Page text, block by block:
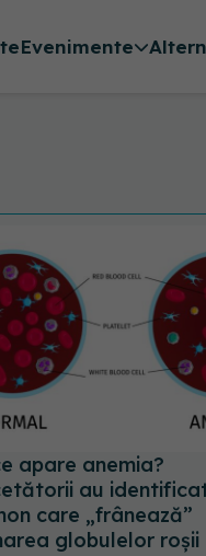
Evenimente
apare anemia?
au
care „frânează”
globulelor roșii